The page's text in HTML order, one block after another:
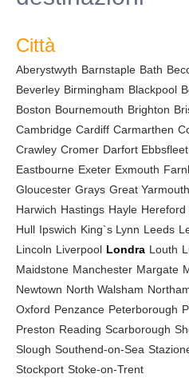
Città
Aberystwyth Barnstaple Bath
Beverley Birmingham Blackpool
Boston Bournemouth Brighton
Cambridge Cardiff Carmarthen
Crawley Cromer Darfort
Eastbourne Exeter Exmouth
Gloucester Grays Great Yarmouth
Harwich Hastings Hayle Hereford
Hull Ipswich King`s Lynn Leeds
Lincoln Liverpool Londra Louth
Maidstone Manchester Margate
Newtown North Walsham
Oxford Penzance Peterborough
Preston Reading Scarborough
Slough Southend-on-Sea
Stockport Stoke-on-Trent